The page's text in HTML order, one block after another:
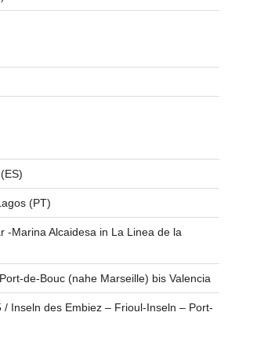
(PT)
-Marina Alcaidesa in La Linea de la
de-Bouc (nahe Marseille) bis Valencia
Inseln des Embiez – Frioul-Inseln – Port-